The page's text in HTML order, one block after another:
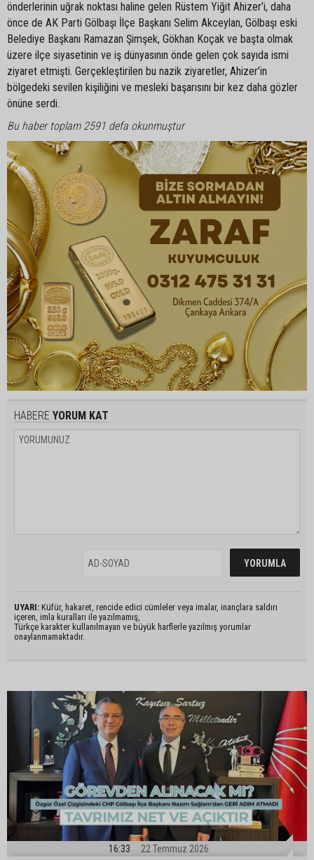
önderlerinin uğrak noktası haline gelen Rüstem Yiğit Ahizer’i, daha
önce de AK Parti Gölbaşı İlçe Başkanı Selim Akceylan, Gölbaşı eski
Belediye Başkanı Ramazan Şimşek, Gökhan Koçak ve başta olmak
üzere ilçe siyasetinin ve iş dünyasının önde gelen çok sayıda ismi
ziyaret etmişti. Gerçekleştirilen bu nazik ziyaretler, Ahizer’in
bölgedeki sevilen kişiliğini ve mesleki başarısını bir kez daha gözler
önüne serdi.
Bu haber toplam 2591 defa okunmuştur
HABERE YORUM KAT
UYARI: Küfür, hakaret, rencide edici cümleler veya imalar, inançlara saldırı
içeren, imla kuralları ile yazılmamış,
Türkçe karakter kullanılmayan ve büyük harflerle yazılmış yorumlar
onaylanmamaktadır.
16:33 22 Temmuz 2026